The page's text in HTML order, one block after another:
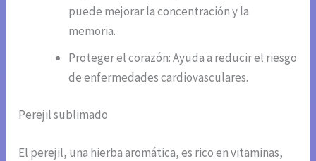
puede mejorar la concentración y la
memoria.
Proteger el corazón: Ayuda a reducir el riesgo
de enfermedades cardiovasculares.
Perejil sublimado
El perejil, una hierba aromática, es rico en vitaminas,